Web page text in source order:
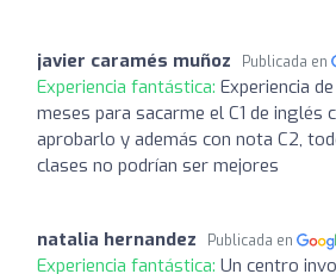
javier caramés muñoz Publicada en
Experiencia fantástica: Experiencia
meses para sacarme el C1 de inglés
aprobarlo y además con nota C2,
clases no podrían ser mejores
natalia hernandez Publicada en
Experiencia fantástica: Un centro